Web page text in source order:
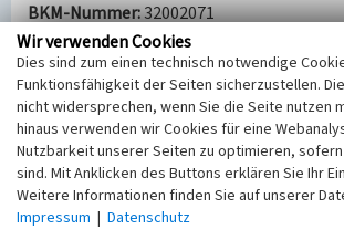
BKM-Nummer:32002071
(Erfassungsprojekt Lausitz, BLDAM 2023)
Bergarbeitersiedlung Grube Milly
Schlagwörter
Werkssiedlung
Ort
Wir verwenden Cookies
Dies sind zum einen technisch notwendige
Funktionsfähigkeit der Seiten sicherzustellen.
nicht widersprechen, wenn Sie die Seite nutzen
hinaus verwenden wir Cookies für eine
Nutzbarkeit unserer Seiten zu optimieren,
sind. Mit Anklicken des Buttons erklären Sie Ihr
Weitere Informationen finden Sie auf unserer
Impressum | Datenschutz